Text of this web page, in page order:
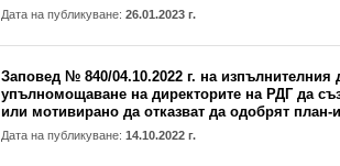
Дата на публикуване: 26.01.2023 г.
Заповед № 840/04.10.2022 г. на изпълнителния
упълномощаване на директорите на РДГ да
или мотивирано да отказват да одобрят план-
Дата на публикуване: 14.10.2022 г.